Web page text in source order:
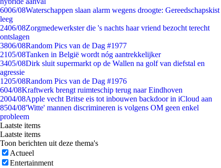
6006/08Waterschappen slaan alarm wegens droogte: Gereedschapskist
leeg
2406/08Zorgmedewerkster die 's nachts haar vriend bezocht terecht
ontslagen
3806/08Random Pics van de Dag #1977
2105/08Tanken in België wordt nóg aantrekkelijker
3405/08Dirk sluit supermarkt op de Wallen na golf van diefstal en
agressie
1205/08Random Pics van de Dag #1976
604/08Kraftwerk brengt ruimteschip terug naar Eindhoven
2004/08Apple vecht Britse eis tot inbouwen backdoor in iCloud aan
8504/08'Witte' mannen discrimineren is volgens OM geen enkel
probleem
Laatste items
Laatste items
Toon berichten uit deze thema's
Actueel
Entertainment